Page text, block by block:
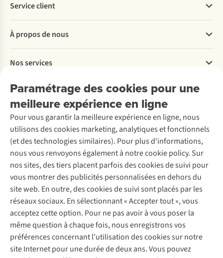
Paramétrage des cookies pour une
meilleure expérience en ligne
Pour vous garantir la meilleure expérience en ligne, nous
utilisons des cookies marketing, analytiques et fonctionnels
(et des technologies similaires). Pour plus d'informations,
nous vous renvoyons également à notre cookie policy. Sur
nos sites, des tiers placent parfois des cookies de suivi pour
vous montrer des publicités personnalisées en dehors du
site web. En outre, des cookies de suivi sont placés par les
réseaux sociaux. En sélectionnant « Accepter tout », vous
acceptez cette option. Pour ne pas avoir à vous poser la
même question à chaque fois, nous enregistrons vos
préférences concernant l’utilisation des cookies sur notre
site Internet pour une durée de deux ans. Vous pouvez
Service client
Commander
Payer
Livraison
Rétractation d'une commande
Entretien & réparations
Garantie
Contactez-nous
À propos de nous
Explore More
À propos d’Ayacucho
Nos magasins
À propos d’A.S.Adventure
Déclaration d'accessibilité
Nos services
Location / Location sports d’hiver
Entretien de ski
Service de lavage
Entretien de chaussures
Réparation de chaussures
Réparation de vêtements
Retouches
Pour les entreprises
Découvrez
A.S.Magazine
Explore Camp
Gear Check
Expertise & conseils
Abonnez-vous à la newsletter
Suivez-nous
Mentions légales
Politique de confidentialité